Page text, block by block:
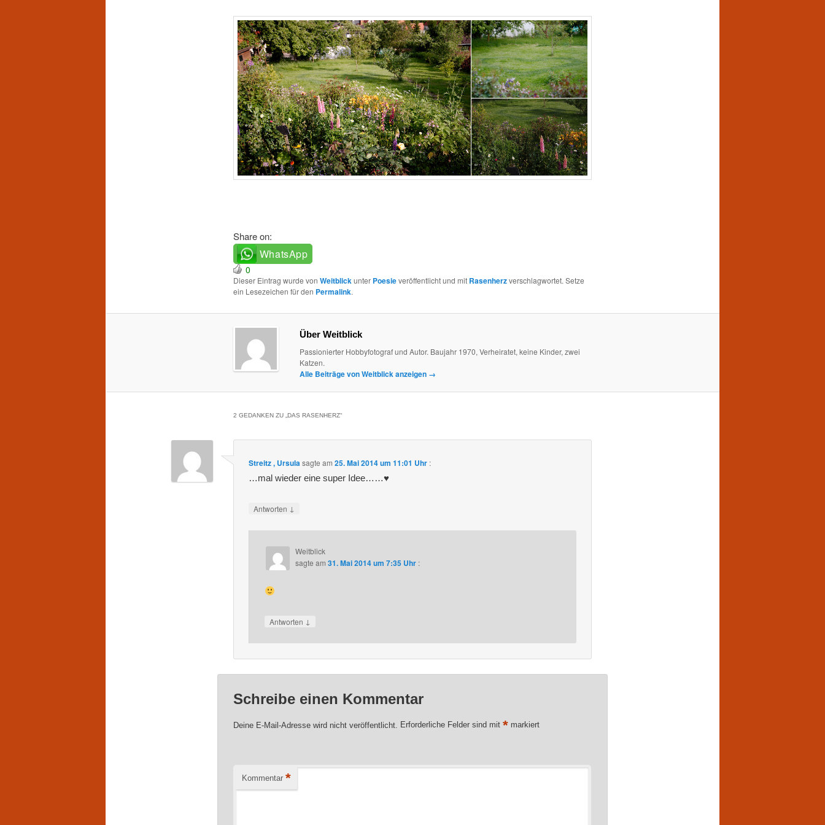
Share on:
WhatsApp
0
Dieser Eintrag wurde von Weitblickunter Poesieveröffentlicht und mit Rasenherzverschlagwortet. Setze
ein Lesezeichen für den Permalink.
Über Weitblick
Passionierter Hobbyfotograf und Autor. Baujahr 1970, Verheiratet, keine Kinder, zwei
Katzen.
Alle Beiträge von Weitblick anzeigen →
2 GEDANKEN ZU „ DAS RASENHERZ“
Streitz , Ursulasagte am25. Mai 2014 um 11:01 Uhr :
…mal wieder eine super Idee……♥
Antworten ↓
Weitblick
sagte am 31. Mai 2014 um 7:35 Uhr :
Antworten ↓
Schreibe einen Kommentar
Deine E-Mail-Adresse wird nicht veröffentlicht. Erforderliche Felder sind mit *markiert
Kommentar *